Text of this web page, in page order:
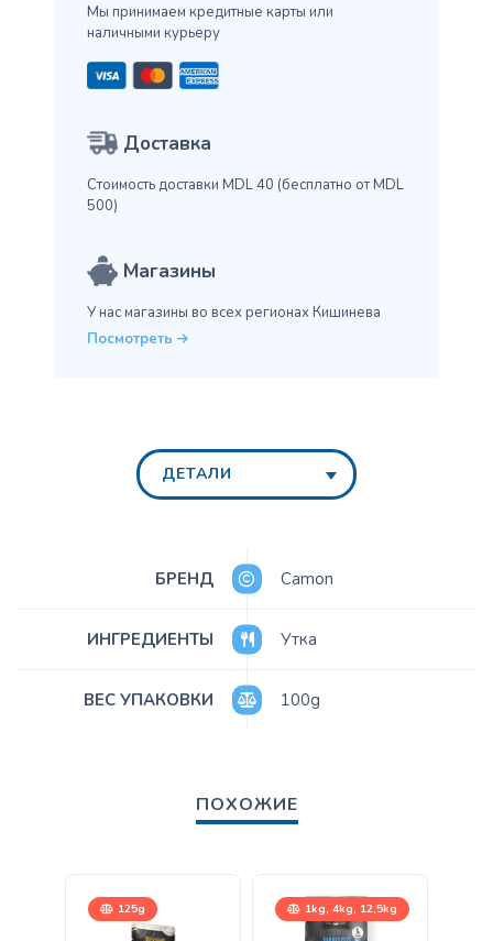
Мы принимаем кредитные карты или
наличными курьеру
Доставка
Стоимость доставки MDL 40 (бесплатно от MDL
500)
Магазины
У нас магазины во всех регионах Кишинева
Посмотреть
ДЕТАЛИ
БРЕНД Camon
ИНГРЕДИЕНТЫ Утка
ВЕС УПАКОВКИ 100g
ПОХОЖИЕ
125g 1kg, 4kg, 12,5kg